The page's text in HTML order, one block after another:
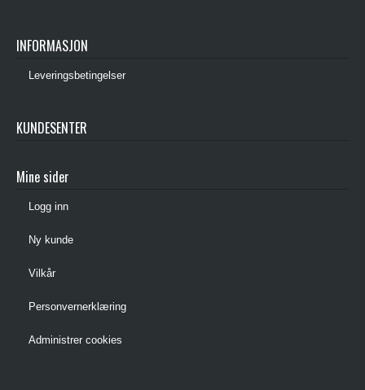
INFORMASJON
Leveringsbetingelser
KUNDESENTER
Mine sider
Logg inn
Ny kunde
Vilkår
Personvernerklæring
Administrer cookies